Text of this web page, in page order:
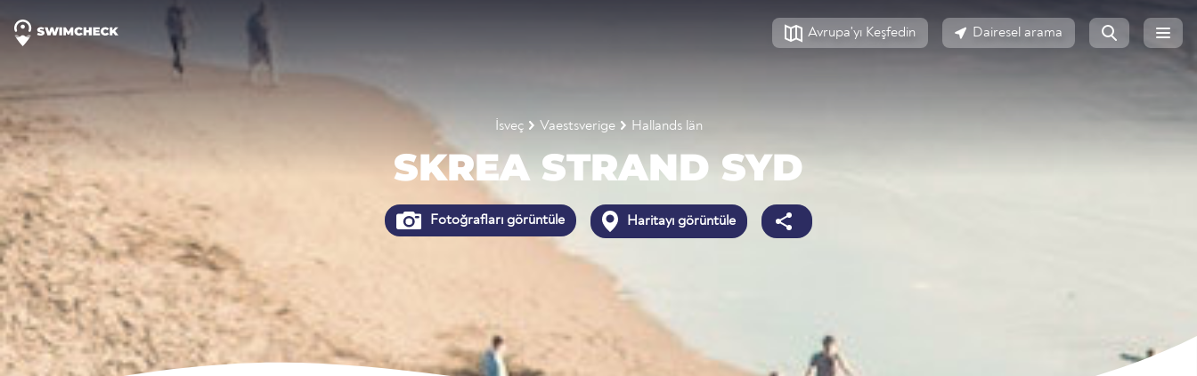
Avrupa'yı Keşfedin Dairesel arama
İsveç Vaestsverige Hallands län
SKREA STRAND SYD
Fotoğrafları görüntüle Haritayı görüntüle